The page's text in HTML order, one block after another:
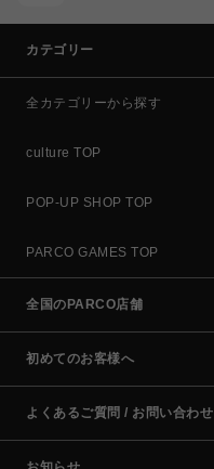
カテゴリー
全カテゴリーから探す
culture TOP
POP-UP SHOP TOP
PARCO GAMES TOP
全国のPARCO店舗
初めてのお客様へ
よくあるご質問 / お問い合わせ